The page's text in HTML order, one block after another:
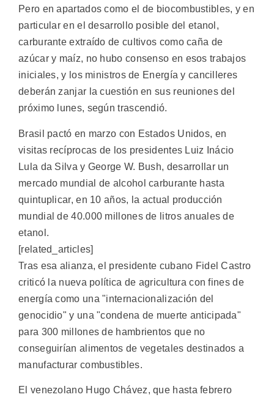
Pero en apartados como el de biocombustibles, y en
particular en el desarrollo posible del etanol,
carburante extraído de cultivos como caña de
azúcar y maíz, no hubo consenso en esos trabajos
iniciales, y los ministros de Energía y cancilleres
deberán zanjar la cuestión en sus reuniones del
próximo lunes, según trascendió.
Brasil pactó en marzo con Estados Unidos, en
visitas recíprocas de los presidentes Luiz Inácio
Lula da Silva y George W. Bush, desarrollar un
mercado mundial de alcohol carburante hasta
quintuplicar, en 10 años, la actual producción
mundial de 40.000 millones de litros anuales de
etanol.
[related_articles]
Tras esa alianza, el presidente cubano Fidel Castro
criticó la nueva política de agricultura con fines de
energía como una "internacionalización del
genocidio" y una "condena de muerte anticipada"
para 300 millones de hambrientos que no
conseguirían alimentos de vegetales destinados a
manufacturar combustibles.
El venezolano Hugo Chávez, que hasta febrero